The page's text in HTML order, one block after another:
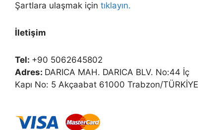
Şartlara ulaşmak için tıklayın.
İletişim
Tel: +90 5062645802
Adres: DARICA MAH. DARICA BLV. No:44 İç
Kapı No: 5 Akçaabat 61000 Trabzon/TÜRKİYE